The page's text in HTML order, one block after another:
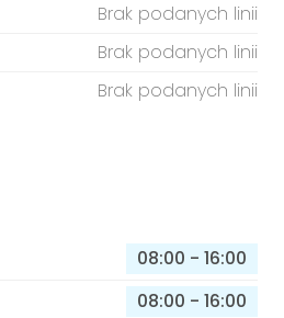
Brak podanych linii
Brak podanych linii
Brak podanych linii
08:00 - 16:00
08:00 - 16:00